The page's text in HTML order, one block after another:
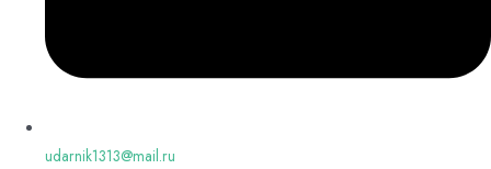
udarnik1313@mail.ru